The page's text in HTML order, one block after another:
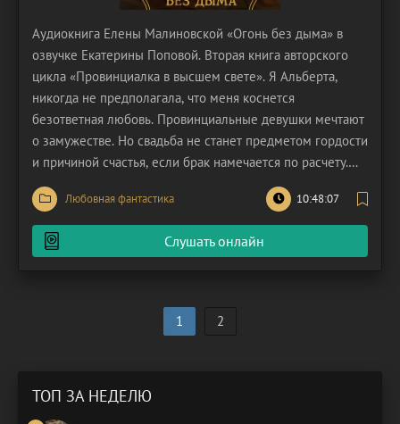
Аудиокнига Елены Малиновской «Огонь без дыма» в
озвучке Екатерины Поповой. Вторая книга авторского
цикла «Провинциалка в высшем свете». Я Альберта,
никогда не предполагала, что меня коснется
безответная любовь. Провинциальные девушки мечтают
о замужестве. Но свадьба не станет предметом гордости
и причиной счастья, если брак намечается по расчету.
Таких женщин ждет одно разочарование. Альберта
неожиданно узнает, что ее жених, в которого она успела
влюбиться, полюбил другую. Он потерял голову от
Любовная фантастика 10:48:07
Слушать онлайн
1 2
ТОП ЗА НЕДЕЛЮ